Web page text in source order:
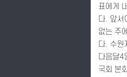
표에게
다. 앞서
없는 주
다. 수원
다음달4
국회 본